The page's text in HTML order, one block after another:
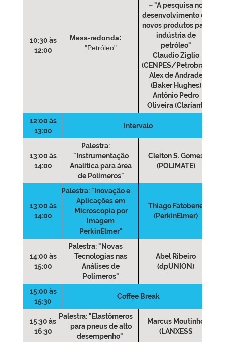
10:30 às
12:00
Mesa-redonda:
"Petróleo"
– "A pesquisa no
desenvolvimento de
novos produtos para
indústria de
petróleo"
Claudio Ziglio
(CENPES/Petrobras)
Alex de Andrade
(Baker Hughes)
Antônio Pedro
Oliveira (Clariant)
12:00 às
13:00
Intervalo
13:00 às
14:00
Palestra:
"Instrumentação
Analítica para área
de Polímeros"
Cleiton S. Gomes
(POLIMATE)
13:00 às
14:00
Palestra:"Inovação e
Aplicações em
Microscopia por
Imagem
PerkinElmer"
Thiago Fatobene
(PerkinElmer)
14:00 às
15:00
Palestra:"Novas
Tecnologias nas
Análises de
Polímeros"
Abel Ribeiro
(dpUNION)
15:00 às
15:30
Coffee Break
15:30 às
16:30
Palestra:"Elastômeros
para pneus de alto
desempenho"
Marcus Moutinho
(LANXESS